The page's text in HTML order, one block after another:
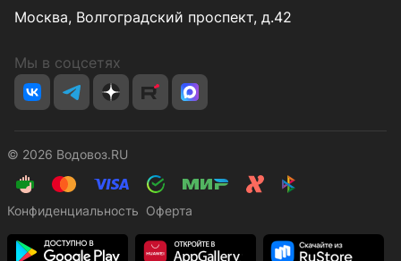
Москва, Волгоградский проспект, д.42
Мы в соцсетях
© 2026 Водовоз.RU
Конфиденциальность Оферта